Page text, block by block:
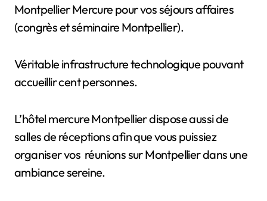
Montpellier Mercure pour vos séjours affaires
(congrès et séminaire Montpellier).
Véritable infrastructure technologique pouvant
accueillir cent personnes.
L’hôtel mercure Montpellier dispose aussi de
salles de réceptions afin que vous puissiez
organiser vos réunions sur Montpellier dans une
ambiance sereine.